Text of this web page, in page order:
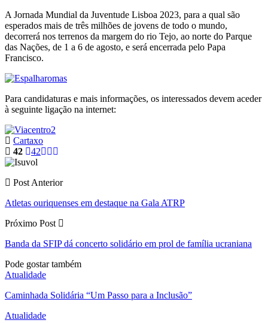
A Jornada Mundial da Juventude Lisboa 2023, para a qual são
esperados mais de três milhões de jovens de todo o mundo,
decorrerá nos terrenos da margem do rio Tejo, ao norte do Parque
das Nações, de 1 a 6 de agosto, e será encerrada pelo Papa
Francisco.
Para candidaturas e mais informações, os interessados devem aceder
à seguinte ligação na internet:
Cartaxo
42
42
Post Anterior
Atletas ouriquenses em destaque na Gala ATRP
Próximo Post
Banda da SFIP dá concerto solidário em prol de família ucraniana
Pode gostar também
Atualidade
Caminhada Solidária “Um Passo para a Inclusão”
Atualidade